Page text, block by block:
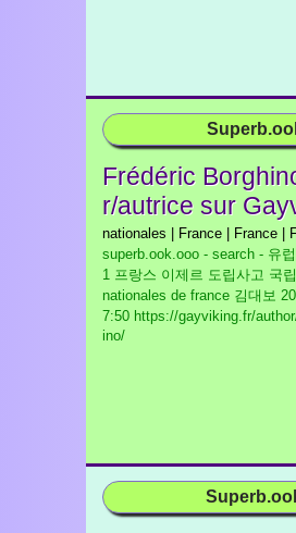
Frédéric
r/autrice sur
nationales | France | France |
superb.ook.ooo - search - 유
1 프랑스 이제르 도립사고 국
nationales de france 김대보
7:50 https://gayviking.fr/
ino/